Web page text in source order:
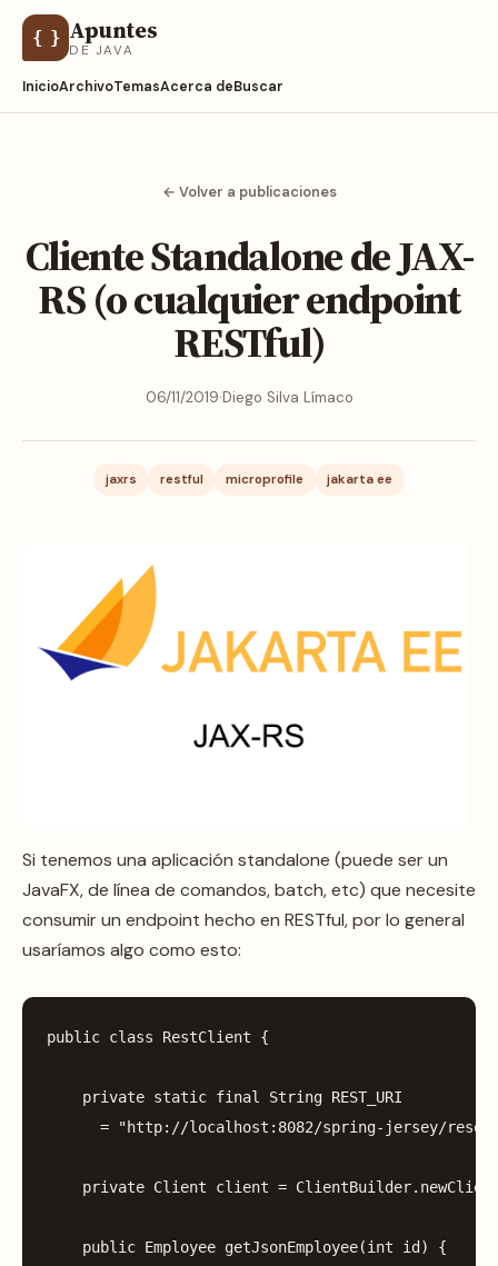
{ } Apuntes
DE JAVA
InicioArchivoTemasAcerca deBuscar
← Volver a publicaciones
Cliente Standalone de JAX-
RS (o cualquier endpoint
RESTful)
06/11/2019·Diego Silva Límaco
jaxrs restful microprofile jakarta ee
Si tenemos una aplicación standalone (puede ser un
JavaFX, de línea de comandos, batch, etc) que necesite
consumir un endpoint hecho en RESTful, por lo general
usaríamos algo como esto:
public class RestClient {
private static final String REST_URI
=
"http://localhost:8082/spring-jersey/
private Client client = ClientBuilder.
public Employee getJsonEmployee(int id )
{